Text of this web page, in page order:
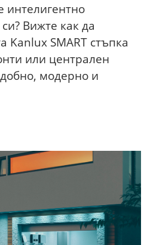
интелигентно
Вижте как да
Kanlux SMART стъпка
или централен
модерно и